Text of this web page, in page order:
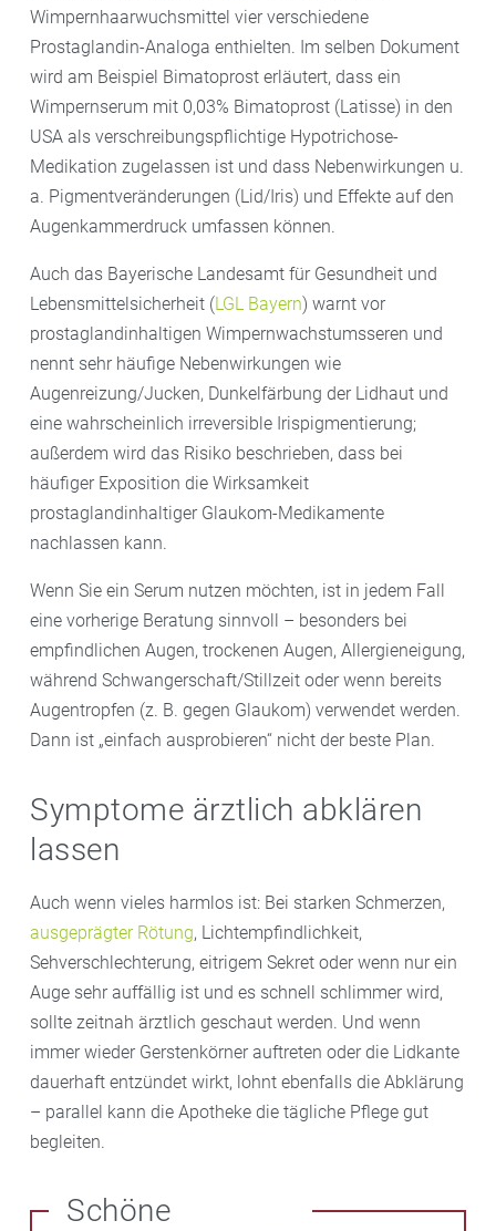
Wimpernhaarwuchsmittel vier verschiedene
Prostaglandin-Analoga enthielten. Im selben Dokument
wird am Beispiel Bimatoprost erläutert, dass ein
Wimpernserum mit 0,03% Bimatoprost (Latisse) in den
USA als verschreibungspflichtige Hypotrichose-
Medikation zugelassen ist und dass Nebenwirkungen u.
a. Pigmentveränderungen (Lid/Iris) und Effekte auf den
Augenkammerdruck umfassen können.
Auch das Bayerische Landesamt für Gesundheit und
Lebensmittelsicherheit (LGL Bayern) warnt vor
prostaglandinhaltigen Wimpernwachstumsseren und
nennt sehr häufige Nebenwirkungen wie
Augenreizung/Jucken, Dunkelfärbung der Lidhaut und
eine wahrscheinlich irreversible Irispigmentierung;
außerdem wird das Risiko beschrieben, dass bei
häufiger Exposition die Wirksamkeit
prostaglandinhaltiger Glaukom-Medikamente
nachlassen kann.
Wenn Sie ein Serum nutzen möchten, ist in jedem Fall
eine vorherige Beratung sinnvoll – besonders bei
empfindlichen Augen, trockenen Augen, Allergieneigung,
während Schwangerschaft/Stillzeit oder wenn bereits
Augentropfen (z. B. gegen Glaukom) verwendet werden.
Dann ist „einfach ausprobieren“ nicht der beste Plan.
Symptome ärztlich abklären
lassen
Auch wenn vieles harmlos ist: Bei starken Schmerzen,
ausgeprägter Rötung, Lichtempfindlichkeit,
Sehverschlechterung, eitrigem Sekret oder wenn nur ein
Auge sehr auffällig ist und es schnell schlimmer wird,
sollte zeitnah ärztlich geschaut werden. Und wenn
immer wieder Gerstenkörner auftreten oder die Lidkante
dauerhaft entzündet wirkt, lohnt ebenfalls die Abklärung
– parallel kann die Apotheke die tägliche Pflege gut
begleiten.
Schöne